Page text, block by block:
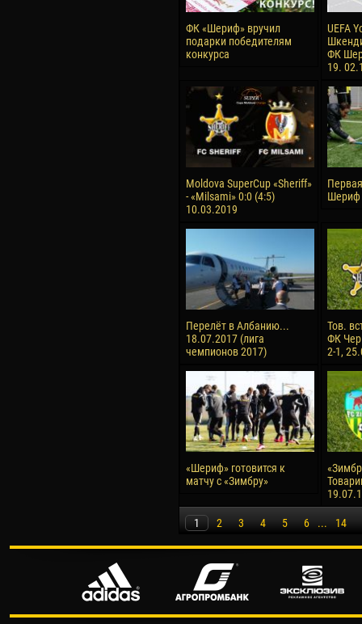
ФК «Шериф» вручил
подарки победителям
конкурса
UEFA
ФК
19.
Moldova SuperCup «Sheriff»
- «Milsami» 0:0 (4:5)
10.03.2019
Шериф
Перелёт в Албанию...
18.07.2017 (лига
чемпионов 2017)
Тов.
ФК
2-1,
«Шериф» готовится к
матчу с «Зимбру»
1 2 3 4 5 6 ... 14